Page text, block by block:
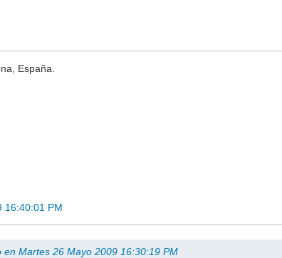
España.
16:40:01 PM
en Martes 26 Mayo 2009 16:30:19 PM